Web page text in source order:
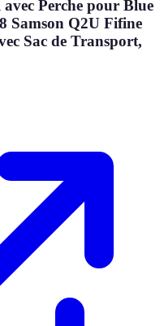
Perche pour Blue
Samson Q2U Fifine
Sac de Transport,